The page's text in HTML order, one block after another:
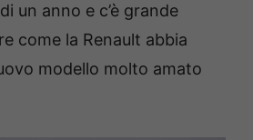
un anno e c’è grande
come la Renault abbia
modello molto amato